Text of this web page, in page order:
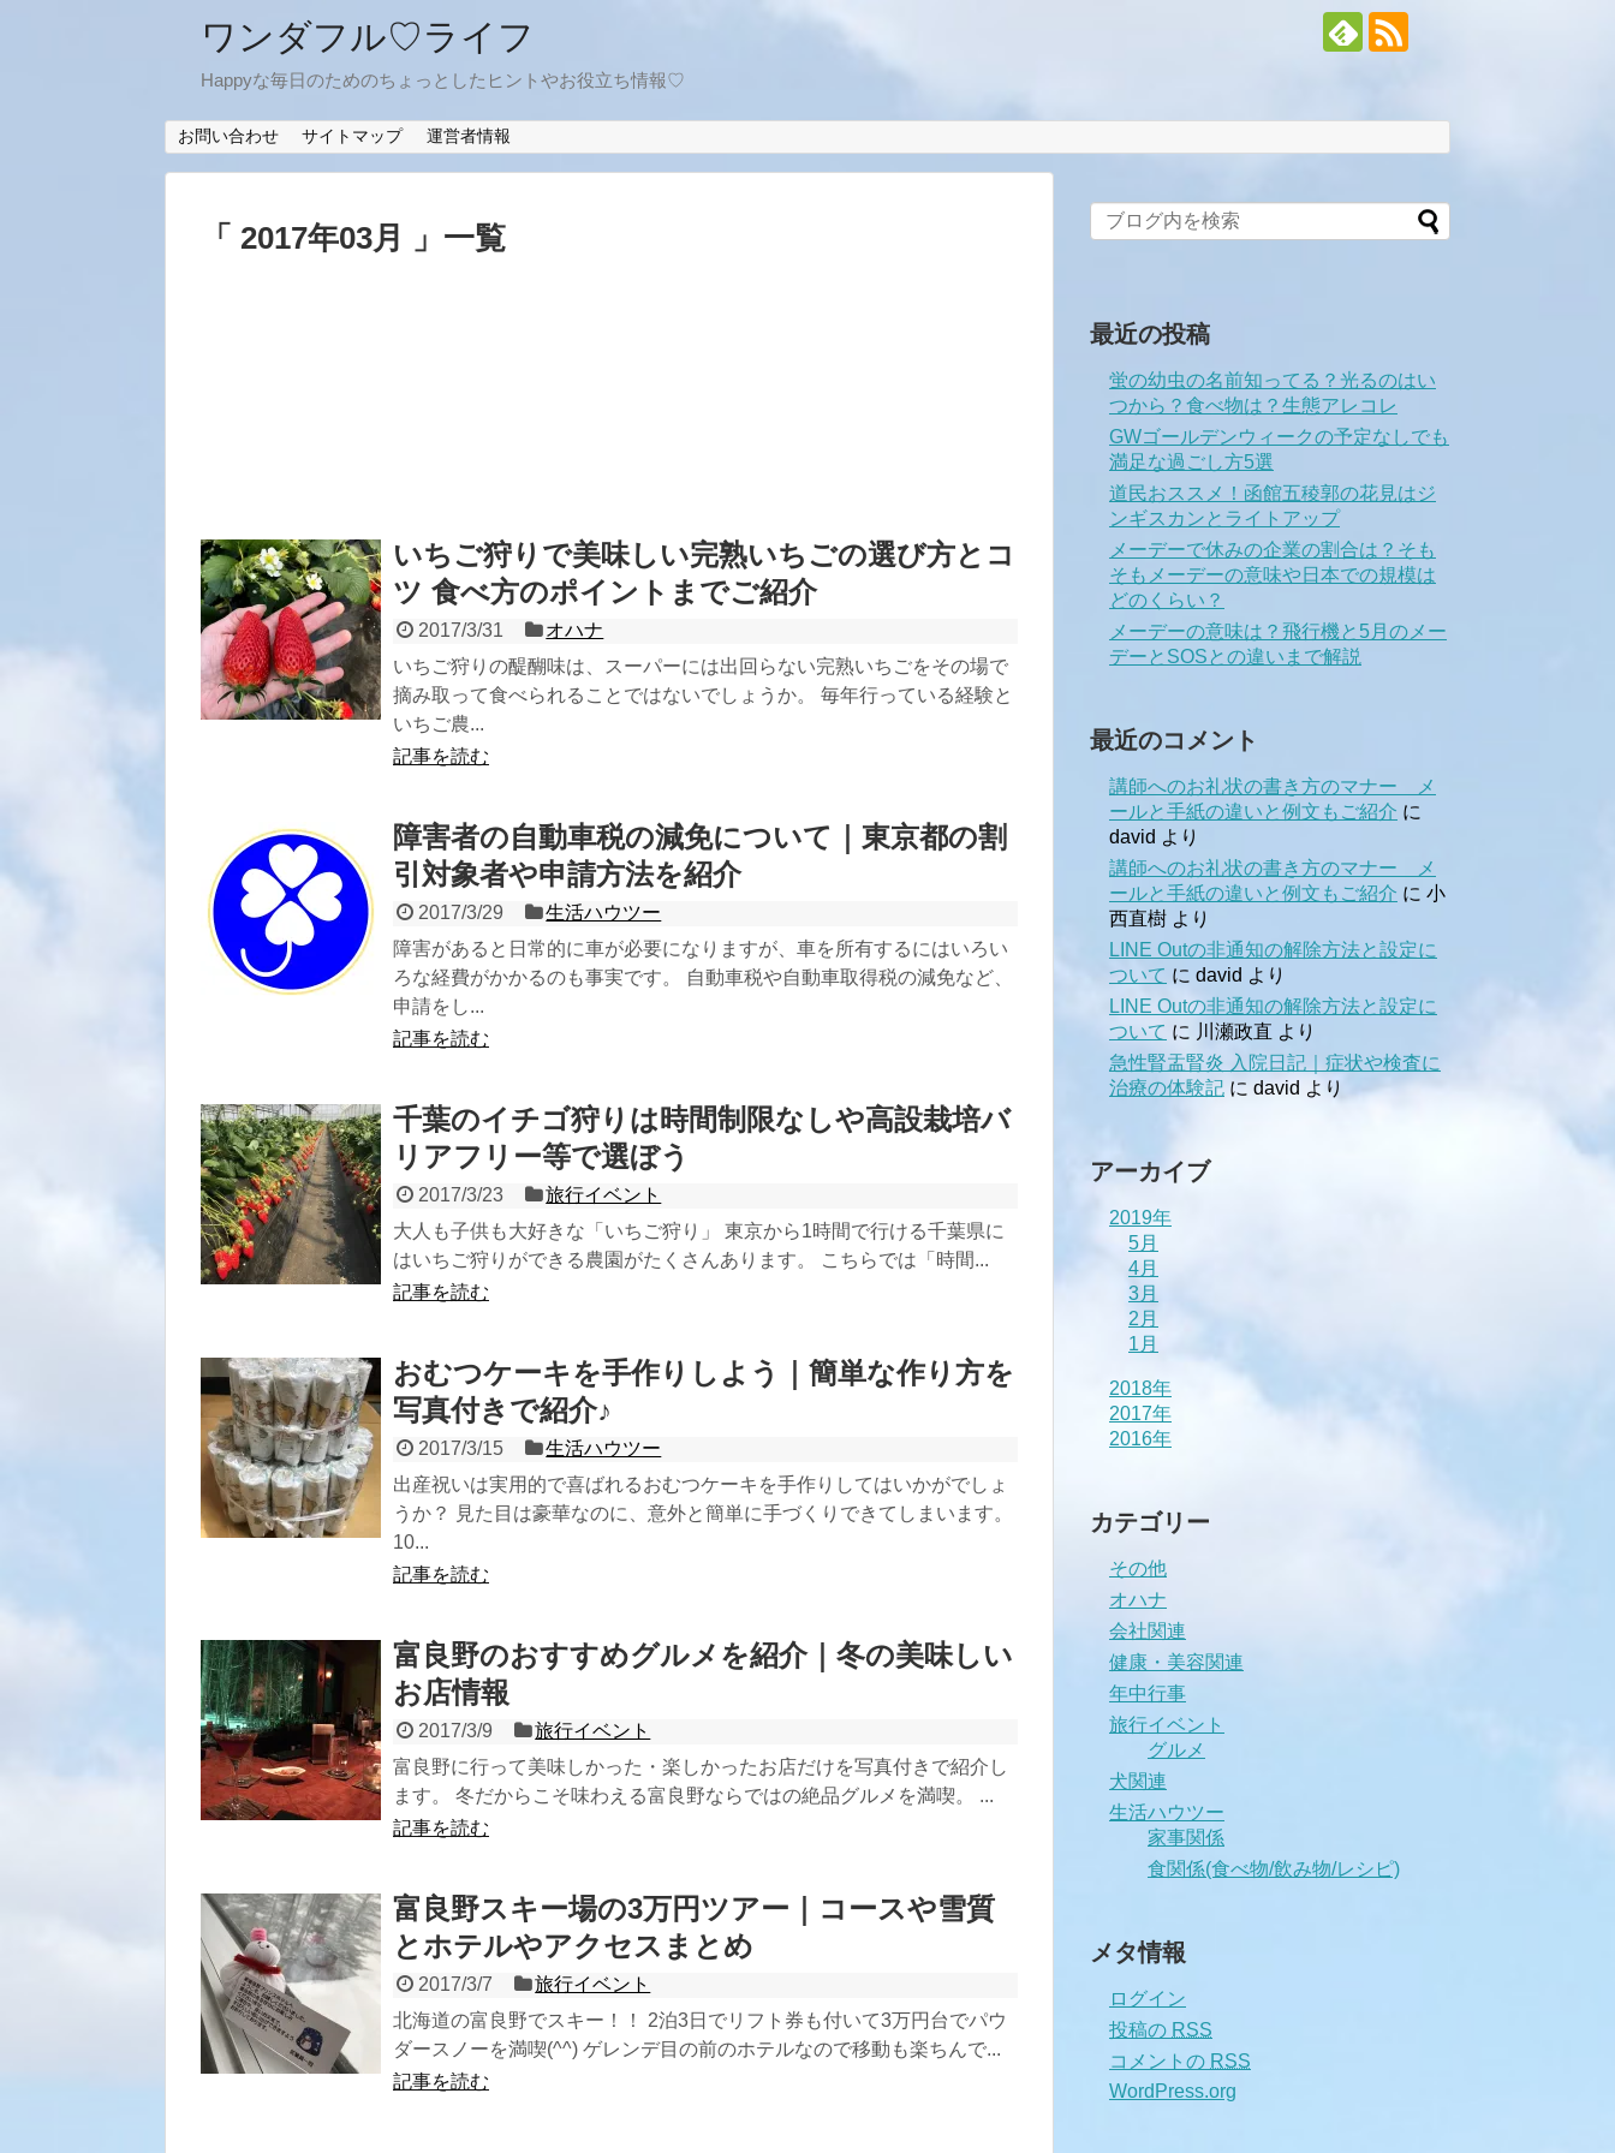
ワンダフル♡ライフ
Happyな毎日のためのちょっとしたヒントやお役立ち情報♡
お問い合わせ サイトマップ 運営者情報
「 2017年03月 」一覧
いちご狩りで美味しい完熟いちごの選び方とコ
ツ 食べ方のポイントまでご紹介
2017/3/31
オハナ
いちご狩りの醍醐味は、スーパーには出回らない完熟いちごをその場で
摘み取って食べられることではないでしょうか。 毎年行っている経験と
いちご農...
記事を読む
障害者の自動車税の減免について｜東京都の割
引対象者や申請方法を紹介
2017/3/29
生活ハウツー
障害があると日常的に車が必要になりますが、車を所有するにはいろい
ろな経費がかかるのも事実です。 自動車税や自動車取得税の減免など、
申請をし...
記事を読む
千葉のイチゴ狩りは時間制限なしや高設栽培バ
リアフリー等で選ぼう
2017/3/23
旅行イベント
大人も子供も大好きな「いちご狩り」 東京から1時間で行ける千葉県に
はいちご狩りができる農園がたくさんあります。 こちらでは「時間...
記事を読む
おむつケーキを手作りしよう｜簡単な作り方を
写真付きで紹介♪
2017/3/15
生活ハウツー
出産祝いは実用的で喜ばれるおむつケーキを手作りしてはいかがでしょ
うか？ 見た目は豪華なのに、意外と簡単に手づくりできてしまいます。
10...
記事を読む
富良野のおすすめグルメを紹介｜冬の美味しい
お店情報
2017/3/9
旅行イベント
富良野に行って美味しかった・楽しかったお店だけを写真付きで紹介し
ます。 冬だからこそ味わえる富良野ならではの絶品グルメを満喫。 ...
記事を読む
富良野スキー場の3万円ツアー｜コースや雪質
とホテルやアクセスまとめ
2017/3/7
旅行イベント
北海道の富良野でスキー！！ 2泊3日でリフト券も付いて3万円台でパウ
ダースノーを満喫(^^) ゲレンデ目の前のホテルなので移動も楽ちんで...
記事を読む
最近の投稿
蛍の幼虫の名前知ってる？光るのはい
つから？食べ物は？生態アレコレ
GWゴールデンウィークの予定なしでも
満足な過ごし方5選
道民おススメ！函館五稜郭の花見はジ
ンギスカンとライトアップ
メーデーで休みの企業の割合は？そも
そもメーデーの意味や日本での規模は
どのくらい？
メーデーの意味は？飛行機と5月のメー
デーとSOSとの違いまで解説
最近のコメント
講師へのお礼状の書き方のマナー メ
ールと手紙の違いと例文もご紹介 に
david より
講師へのお礼状の書き方のマナー メ
ールと手紙の違いと例文もご紹介 に 小
西直樹 より
LINE Outの非通知の解除方法と設定に
ついて に david より
LINE Outの非通知の解除方法と設定に
ついて に 川瀬政直 より
急性腎盂腎炎 入院日記｜症状や検査に
治療の体験記 に david より
アーカイブ
2019年
5月
4月
3月
2月
1月
2018年
2017年
2016年
カテゴリー
その他
オハナ
会社関連
健康・美容関連
年中行事
旅行イベント
グルメ
犬関連
生活ハウツー
家事関係
食関係(食べ物/飲み物/レシピ)
メタ情報
ログイン
投稿の RSS
コメントの RSS
WordPress.org